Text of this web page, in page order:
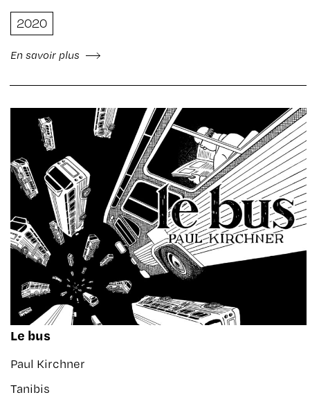
2020
En savoir plus
Le bus
Paul Kirchner
Tanibis